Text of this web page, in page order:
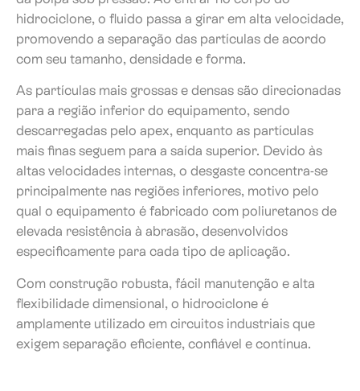
hidrociclone, o fluido passa a girar em alta velocidade,
promovendo a separação das partículas de acordo
com seu tamanho, densidade e forma.
As partículas mais grossas e densas são direcionadas
para a região inferior do equipamento, sendo
descarregadas pelo apex, enquanto as partículas
mais finas seguem para a saída superior. Devido às
altas velocidades internas, o desgaste concentra-se
principalmente nas regiões inferiores, motivo pelo
qual o equipamento é fabricado com poliuretanos de
elevada resistência à abrasão, desenvolvidos
especificamente para cada tipo de aplicação.
Com construção robusta, fácil manutenção e alta
flexibilidade dimensional, o hidrociclone é
amplamente utilizado em circuitos industriais que
exigem separação eficiente, confiável e contínua.